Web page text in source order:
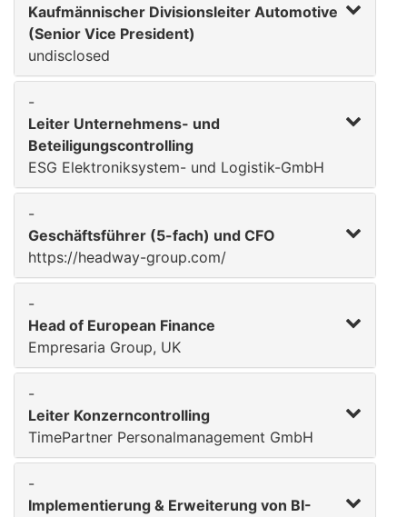
Kaufmännischer Divisionsleiter Automotive
(Senior Vice President)
undisclosed
-
Leiter Unternehmens- und
Beteiligungscontrolling
ESG Elektroniksystem- und Logistik-GmbH
-
Geschäftsführer (5-fach) und CFO
https://headway-group.com/
-
Head of European Finance
Empresaria Group, UK
-
Leiter Konzerncontrolling
TimePartner Personalmanagement GmbH
-
Implementierung & Erweiterung von BI-